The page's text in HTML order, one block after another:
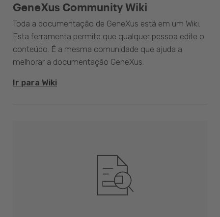
GeneXus Community Wiki
Toda a documentação de GeneXus está em um Wiki.
Esta ferramenta permite que qualquer pessoa edite o
conteúdo. É a mesma comunidade que ajuda a
melhorar a documentação GeneXus.
Ir para Wiki